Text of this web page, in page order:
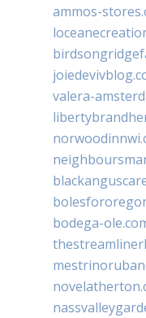
ammos-
valera-
bodega-